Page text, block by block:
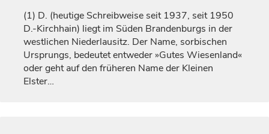
(1) D. (heutige Schreibweise seit 1937, seit 1950
D.-Kirchhain) liegt im Süden Brandenburgs in der
westlichen Niederlausitz. Der Name, sorbischen
Ursprungs, bedeutet entweder »Gutes Wiesenland«
oder geht auf den früheren Name der Kleinen
Elster…